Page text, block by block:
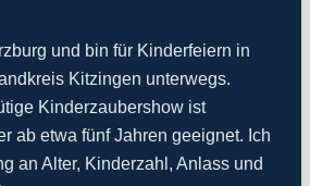
und bin für Kinderfeiern in
Kitzingen unterwegs.
Kinderzaubershow ist
ab etwa fünf Jahren geeignet. Ich
an Alter, Kinderzahl, Anlass und